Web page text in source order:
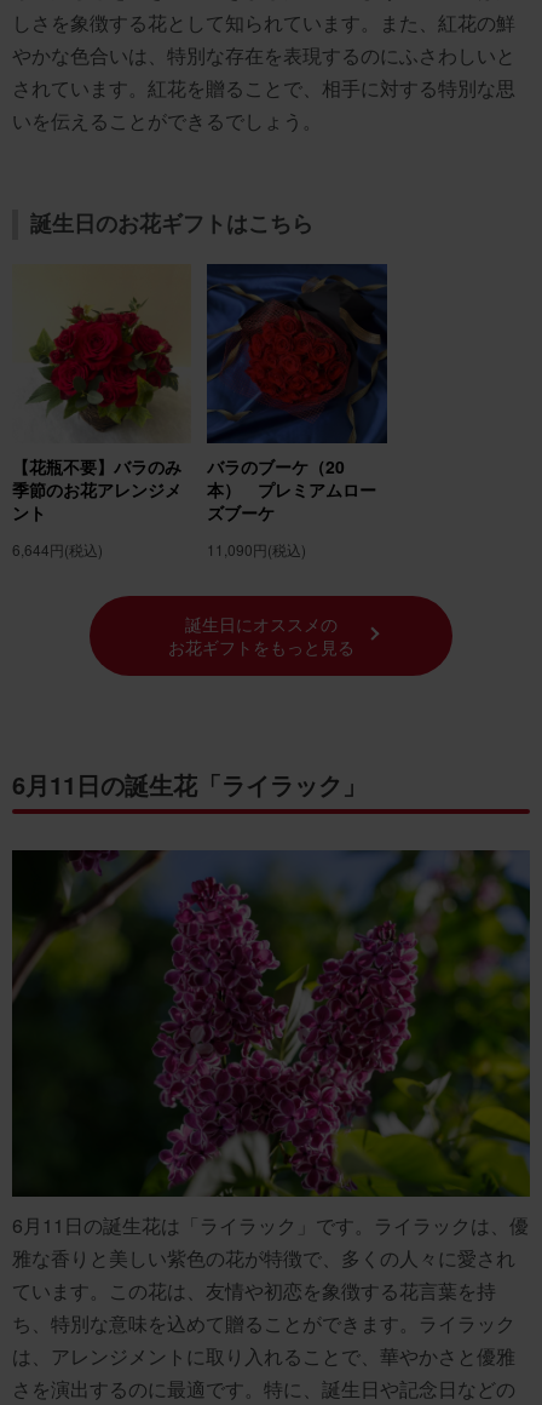
しさを象徴する花として知られています。また、紅花の鮮
やかな色合いは、特別な存在を表現するのにふさわしいと
されています。紅花を贈ることで、相手に対する特別な思
いを伝えることができるでしょう。
誕生日のお花ギフトはこちら
【花瓶不要】バラのみ
季節のお花アレンジメ
ント
6,644円(税込)
バラのブーケ（20
本） プレミアムロー
ズブーケ
11,090円(税込)
誕生日にオススメの
お花ギフトをもっと見る
6月11日の誕生花「ライラック」
6月11日の誕生花は「ライラック」です。ライラックは、優
雅な香りと美しい紫色の花が特徴で、多くの人々に愛され
ています。この花は、友情や初恋を象徴する花言葉を持
ち、特別な意味を込めて贈ることができます。ライラック
は、アレンジメントに取り入れることで、華やかさと優雅
さを演出するのに最適です。特に、誕生日や記念日などの